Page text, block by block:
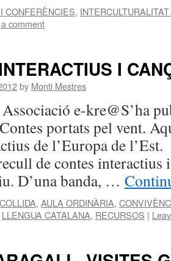
CONFERÈNCIES,
comment
I
by Monti Mestres
e-kre@S’ha
portats pel vent.
de l’Europa de
de contes interactius
D’una banda, …
, AULA ORDINÀRIA,
LLENGUA CATALANA, RECURSOS |